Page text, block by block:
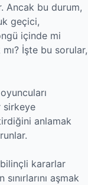
Ancak bu durum,
geçici,
içinde mi
İşte bu sorular,
sirkeye
anlamak
bilinçli kararlar
aşmak